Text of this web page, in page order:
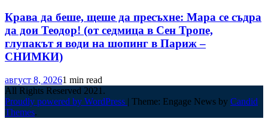
Крава да беше, щеше да пресъхне: Мара се съдра
да дои Теодор! (от седмица в Сен Тропе,
глупакът я води на шопинг в Париж –
СНИМКИ)
август 8, 20261 min read
All Rights Reserved 2021.
Proudly powered by WordPress | Theme: Engage News by Candid
Themes.